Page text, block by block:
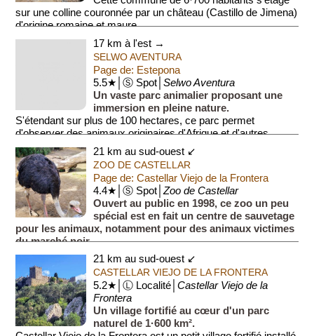
sur une colline couronnée par un château (Castillo de Jimena)
d'origine romaine et maure.
17 km à l'est →
SELWO AVENTURA
Page de: Estepona
5.5★│Ⓢ Spot│Selwo Aventura
Un vaste parc animalier proposant une
immersion en pleine nature.
S'étendant sur plus de 100 hectares, ce parc permet
d'observer des animaux originaires d'Afrique et d'autres
continents dans des hab...21 km au sud-ouest ↙
ZOO DE CASTELLAR
Page de: Castellar Viejo de la Frontera
4.4★│Ⓢ Spot│Zoo de Castellar
Ouvert au public en 1998, ce zoo un peu
spécial est en fait un centre de sauvetage
pour les animaux, notamment pour des animaux victimes
du marché noir.
Parmi les pensionnaires du zoo, on compte d...
21 km au sud-ouest ↙
CASTELLAR VIEJO DE LA FRONTERA
5.2★│Ⓛ Localité│Castellar Viejo de la
Frontera
Un village fortifié au cœur d'un parc
naturel de 1·600 km².